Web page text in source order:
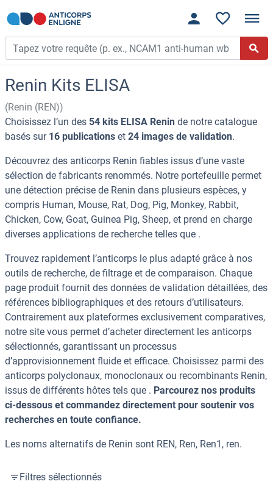
Renin Kits ELISA
(Renin (REN))
Choisissez l’un des 54 kits ELISA Renin de notre catalogue
basés sur 16 publications et 24 images de validation.
Découvrez des anticorps Renin fiables issus d’une vaste
sélection de fabricants renommés. Notre portefeuille permet
une détection précise de Renin dans plusieurs espèces, y
compris Human, Mouse, Rat, Dog, Pig, Monkey, Rabbit,
Chicken, Cow, Goat, Guinea Pig, Sheep, et prend en charge
diverses applications de recherche telles que .
Trouvez rapidement l’anticorps le plus adapté grâce à nos
outils de recherche, de filtrage et de comparaison. Chaque
page produit fournit des données de validation détaillées, des
références bibliographiques et des retours d’utilisateurs.
Contrairement aux plateformes exclusivement comparatives,
notre site vous permet d’acheter directement les anticorps
sélectionnés, garantissant un processus
d’approvisionnement fluide et efficace. Choisissez parmi des
anticorps polyclonaux, monoclonaux ou recombinants Renin,
issus de différents hôtes tels que . Parcourez nos produits
ci-dessous et commandez directement pour soutenir vos
recherches en toute confiance.
Les noms alternatifs de Renin sont REN, Ren, Ren1, ren.
Filtres sélectionnés